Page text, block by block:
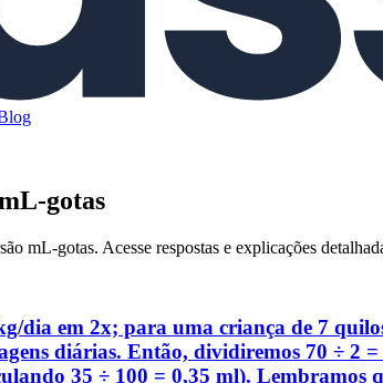
gotas
mL-gotas. Acesse respostas e explicações
dia em 2x; para uma criança de 7
diárias. Então, dividiremos 70 ÷
35 ÷ 100 = 0,35 ml).